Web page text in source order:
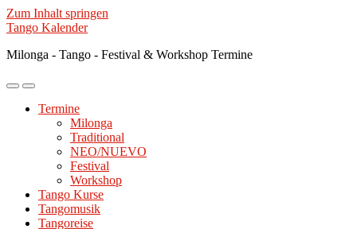
Zum Inhalt springen
Tango Kalender
Milonga - Tango - Festival & Workshop Termine
Mobile-
ein-/ausblenden
Suchfeld
ein-/ausblenden
Termine
Milonga
Traditional
NEO/NUEVO
Festival
Workshop
Tango Kurse
Tangomusik
Tangoreise